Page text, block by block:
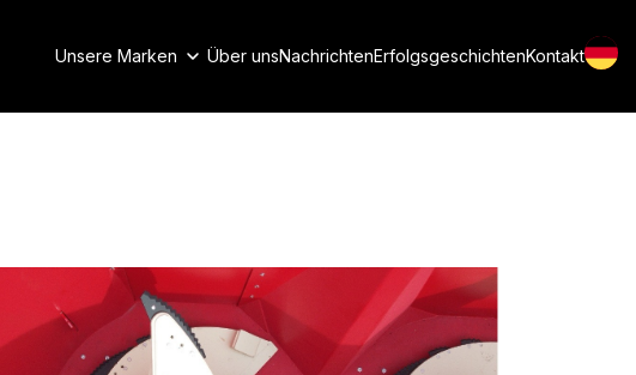
Unsere Marken Über unsNachrichtenErfolgsgeschichtenKontakt